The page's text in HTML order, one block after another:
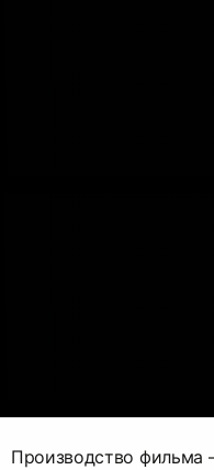
Производство фильма